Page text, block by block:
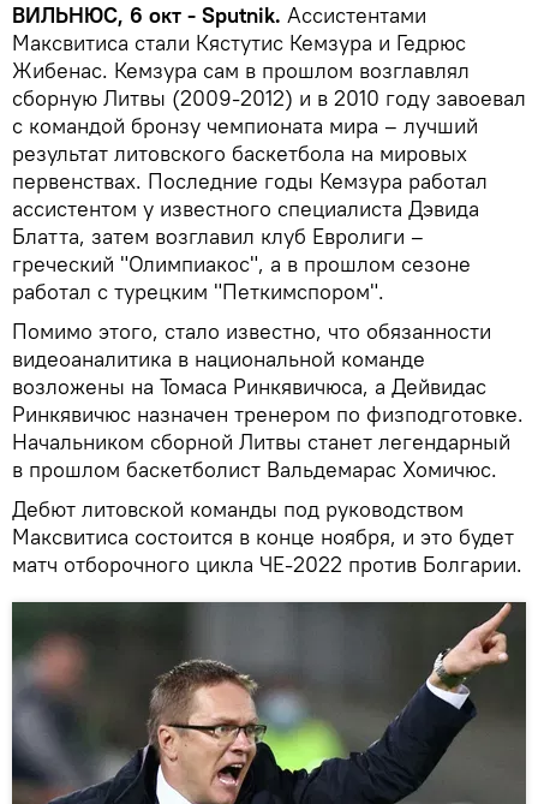
ВИЛЬНЮС, 6 окт - Sputnik. Ассистентами
Максвитиса стали Кястутис Кемзура и Гедрюс
Жибенас. Кемзура сам в прошлом возглавлял
сборную Литвы (2009-2012) и в 2010 году завоевал
с командой бронзу чемпионата мира – лучший
результат литовского баскетбола на мировых
первенствах. Последние годы Кемзура работал
ассистентом у известного специалиста Дэвида
Блатта, затем возглавил клуб Евролиги –
греческий "Олимпиакос", а в прошлом сезоне
работал с турецким "Петкимспором".
Помимо этого, стало известно, что обязанности
видеоаналитика в национальной команде
возложены на Томаса Ринкявичюса, а Дейвидас
Ринкявичюс назначен тренером по физподготовке.
Начальником сборной Литвы станет легендарный
в прошлом баскетболист Вальдемарас Хомичюс.
Дебют литовской команды под руководством
Максвитиса состоится в конце ноября, и это будет
матч отборочного цикла ЧЕ-2022 против Болгарии.